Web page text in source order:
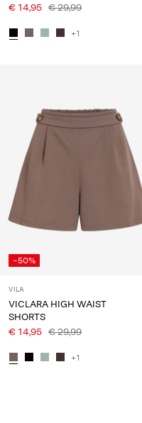
€ 14,95 € 29,99
+1
-50%
VILA
VICLARA HIGH WAIST
SHORTS
€ 14,95 € 29,99
+1